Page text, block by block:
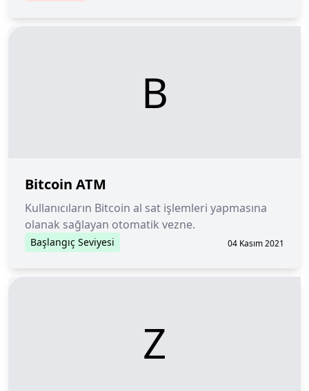
B
Bitcoin ATM
Kullanıcıların Bitcoin al sat işlemleri yapmasına
olanak sağlayan otomatik vezne.
Başlangıç Seviyesi 04 Kasım 2021
Z